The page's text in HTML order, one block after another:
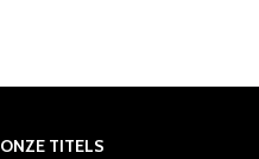
ONZE TITELS